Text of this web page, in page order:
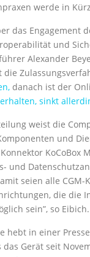
werde in
das Engagement
und
Alexander
danach ist der
sinkt
weist die
und
KoCoBox
und
seien alle
die die
sein”, so Eibich.
hebt in einer
das Gerät seit